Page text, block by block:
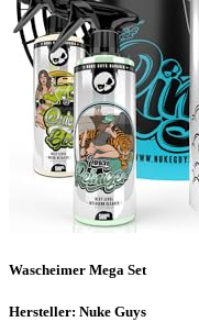
Wascheimer Mega Set
Hersteller: Nuke Guys